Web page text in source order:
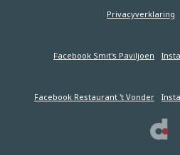
Privacyverklaring
Facebook Smit's Paviljoen
Facebook Restaurant 't Vonder